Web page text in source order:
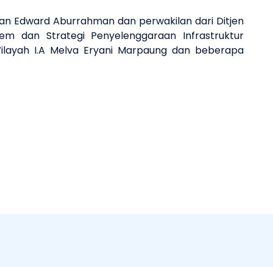
Edward Aburrahman dan perwakilan dari Ditjen
dan Strategi Penyelenggaraan Infrastruktur
I.A Melva Eryani Marpaung dan beberapa